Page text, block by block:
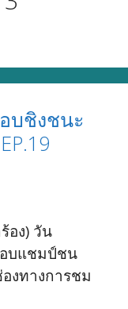
บชิงชนะ
อง) วัน
บแชมป์ชน
งทางการชม